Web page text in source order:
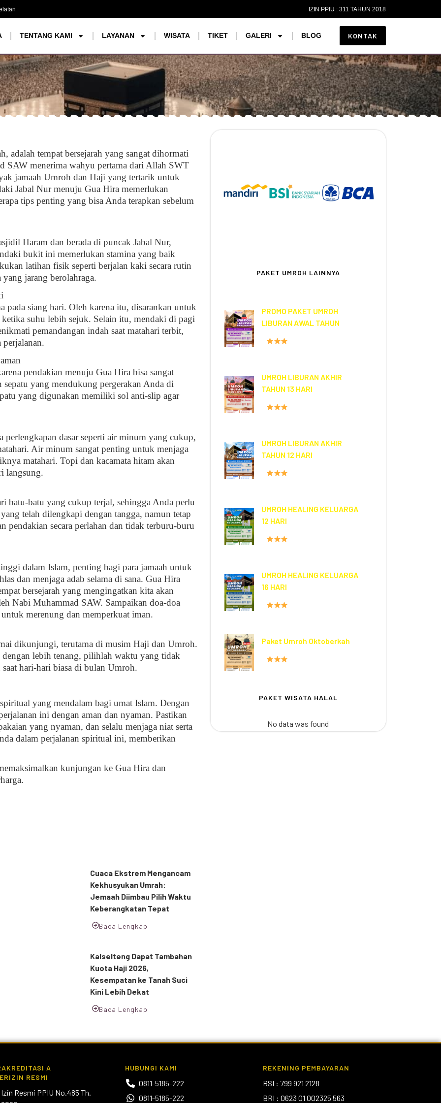
IZIN PPIU : 311 TAHUN 2018
TENTANG KAMI LAYANAN WISATA TIKET GALERI BLOG KONTAK
adalah tempat bersejarah yang sangat dihormati
SAW menerima wahyu pertama dari Allah SWT
jamaah Umroh dan Haji yang tertarik untuk
Jabal Nur menuju Gua Hira memerlukan
tips penting yang bisa Anda terapkan sebelum
Haram dan berada di puncak Jabal Nur,
bukit ini memerlukan stamina yang baik
latihan fisik seperti berjalan kaki secara rutin
jarang berolahraga.
pada siang hari. Oleh karena itu, disarankan untuk
suhu lebih sejuk. Selain itu, mendaki di pagi
pemandangan indah saat matahari terbit,
perjalanan.
pendakian menuju Gua Hira bisa sangat
yang mendukung pergerakan Anda di
yang digunakan memiliki sol anti-slip agar
perlengkapan dasar seperti air minum yang cukup,
Air minum sangat penting untuk menjaga
matahari. Topi dan kacamata hitam akan
langsung.
batu-batu yang cukup terjal, sehingga Anda perlu
telah dilengkapi dengan tangga, namun tetap
pendakian secara perlahan dan tidak terburu-buru
dalam Islam, penting bagi para jamaah untuk
dan menjaga adab selama di sana. Gua Hira
bersejarah yang mengingatkan kita akan
Nabi Muhammad SAW. Sampaikan doa-doa
merenung dan memperkuat iman.
dikunjungi, terutama di musim Haji dan Umroh.
lebih tenang, pilihlah waktu yang tidak
hari-hari biasa di bulan Umroh.
yang mendalam bagi umat Islam. Dengan
ini dengan aman dan nyaman. Pastikan
yang nyaman, dan selalu menjaga niat serta
dalam perjalanan spiritual ini, memberikan
kunjungan ke Gua Hira dan
Cuaca Ekstrem Mengancam
Kekhusyukan Umrah:
Jemaah Diimbau Pilih Waktu
Keberangkatan Tepat
Baca Lengkap
Kalselteng Dapat Tambahan
Kuota Haji 2026,
Kesempatan ke Tanah Suci
Kini Lebih Dekat
Baca Lengkap
PAKET UMROH LAINNYA
PROMO PAKET UMROH
LIBURAN AWAL TAHUN
UMROH LIBURAN AKHIR
TAHUN 13 HARI
UMROH LIBURAN AKHIR
TAHUN 12 HARI
UMROH HEALING KELUARGA
12 HARI
UMROH HEALING KELUARGA
16 HARI
Paket Umroh Oktoberkah
PAKET WISATA HALAL
No data was found
A
RESMI
Izin Resmi PPIU No.485 Th.
HUBUNGI KAMI
0811-5185-222
0811-5185-222
REKENING PEMBAYARAN
BSI : 799 921 2128
BRI : 0623 01 002325 563